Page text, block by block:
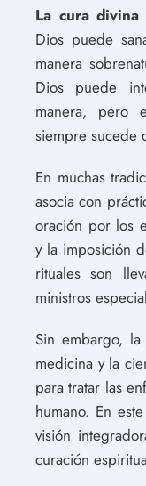
La cura divina
Dios puede
manera
Dios puede
manera, pero
siempre sucede
En muchas
asocia con
oración por los
y la imposición
rituales son
ministros
Sin embargo,
medicina y la
para tratar las
humano. En
visión
curación